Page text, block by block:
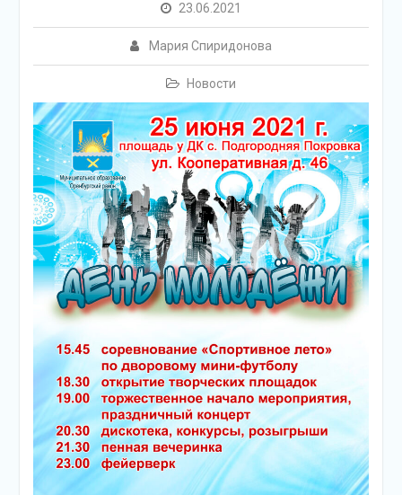
подсолнечного масла и
Дом культуры
Наша землячка стала
Всероссийского
конкурса «Библиотекарь
года – 2025»
23.06.2021
Мария Спиридонова
Новости